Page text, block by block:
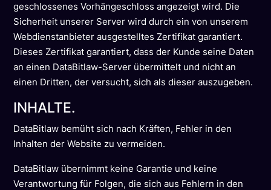
geschlossenes Vorhängeschloss angezeigt wird. Die
Sicherheit unserer Server wird durch ein von unserem
Webdienstanbieter ausgestelltes Zertifikat garantiert.
Dieses Zertifikat garantiert, dass der Kunde seine Daten
an einen DataBitlaw-Server übermittelt und nicht an
einen Dritten, der versucht, sich als dieser auszugeben.
INHALTE.
DataBitlaw bemüht sich nach Kräften, Fehler in den
Inhalten der Website zu vermeiden.
DataBitlaw übernimmt keine Garantie und keine
Verantwortung für Folgen, die sich aus Fehlern in den